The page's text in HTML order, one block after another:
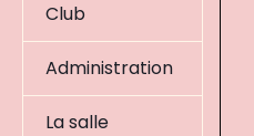
Club
Administration
La salle